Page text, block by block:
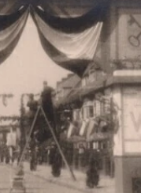
Stolpersteine